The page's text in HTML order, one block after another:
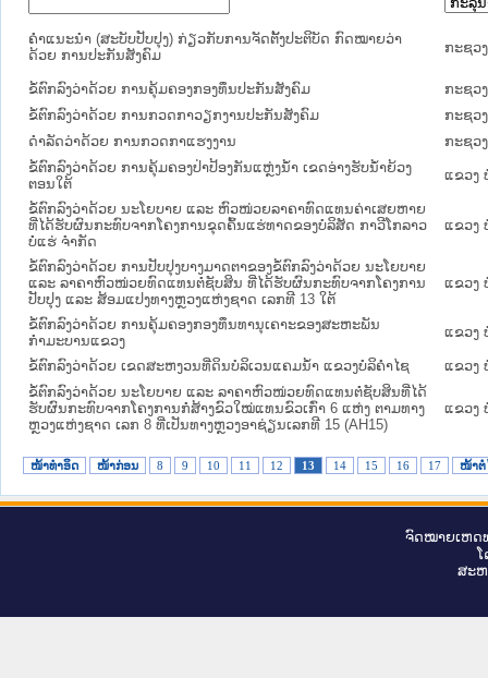
ຄຳແນະນຳ (ສະບັບປັບປຸງ) ກ່ຽວກັບການຈັດຕັ້ງປະຕິບັດ ກົດໝາຍວ່າ
ດ້ວຍ ການປະກັນສັງຄົມ
ກະຊວ
ຂໍ້ຕົກລົງວ່າດ້ວຍ ການຄຸ້ມຄອງກອງທຶນປະກັນສັງຄົມ
ກະຊວ
ຂໍ້ຕົກລົງວ່າດ້ວຍ ການກວດກາວຽກງານປະກັນສັງຄົມ
ກະຊວ
ດຳລັດວ່າດ້ວຍ ການກວດກາແຮງງານ
ກະຊວ
ຂໍ້ຕົກລົງວ່າດ້ວຍ ການຄຸ້ມຄອງປ່າປ້ອງກັນແຫຼ່ງນ້ຳ ເຂດອ່າງຮັບນ້ຳຍ້ວງ
ຕອນໃຕ້
ແຂວງ
ຂໍ້ຕົກລົງວ່າດ້ວຍ ນະໂຍບາຍ ແລະ ຫົວໜ່ວຍລາຄາທົດແທນຄ່າເສຍຫາຍ
ທີ່ໄດ້ຮັບຜົນກະທົບຈາກໂຄງການຂຸດຄົ້ນແຮ່ທາດຂອງບໍລິສັດ ກາວີໂກລາວ
ບໍ່ແຮ່ ຈຳກັດ
ແຂວງ
ຂໍ້ຕົກລົງວ່າດ້ວຍ ການປັບປຸງບາງມາດຕາຂອງຂໍ້ຕົກລົງວ່າດ້ວຍ ນະໂຍບາຍ
ແລະ ລາຄາຫົວໜ່ວຍທົດແທນຕໍ່ຊັບສິນ ທີ່ໄດ້ຮັບຜົນກະທົບຈາກໂຄງການ
ປັບປຸງ ແລະ ສ້ອມແປງທາງຫຼວງແຫ່ງຊາດ ເລກທີ 13 ໃຕ້
ແຂວງ
ຂໍ້ຕົກລົງວ່າດ້ວຍ ການຄຸ້ມຄອງກອງທຶນທານຸເຄາະຂອງສະຫະພັນ
ກຳມະບານແຂວງ
ແຂວງ
ຂໍ້ຕົກລົງວ່າດ້ວຍ ເຂດສະຫງວນທີ່ດິນບໍລິເວນແຄມນ້ຳ ແຂວງບໍລິຄຳໄຊ
ແຂວງ
ຂໍ້ຕົກລົງວ່າດ້ວຍ ນະໂຍບາຍ ແລະ ລາຄາຫົວໜ່ວຍທົດແທນຕໍ່ຊັບສິນທີ່ໄດ້
ຮັບຜົນກະທົບຈາກໂຄງການກໍ່ສ້າງຂົວໃໝ່ແທນຂົວເກົ່າ 6 ແຫ່ງ ຕາມທາງ
ຫຼວງແຫ່ງຊາດ ເລກ 8 ທີ່ເປັນທາງຫຼວງອາຊ່ຽນເລກທີ 15 (AH15)
ແຂວງ
ໜ້າທໍາອິດ ໜ້າກ່ອນ 8 9 10 11 12 13 14 15 16 17 ໜ້າຕໍ່
ຈົດ​ໝາຍ​ເຫດ​
ສະ​ຫ